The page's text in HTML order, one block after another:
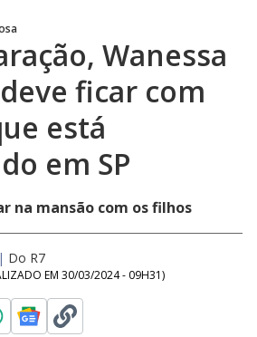
Wanessa
ficar com
está
em SP
na mansão com os filhos
| Do R7
EM 30/03/2024 - 09H31)